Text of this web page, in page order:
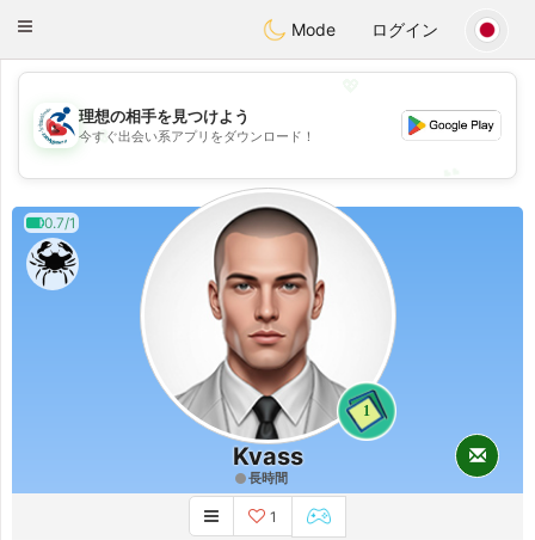
Handi Space
Toggle
Mode ログイン
💖
💕
理想の相手を見つけよう
今すぐ出会い系アプリをダウンロード！
0.7/1
1
Kvass
長時間
1